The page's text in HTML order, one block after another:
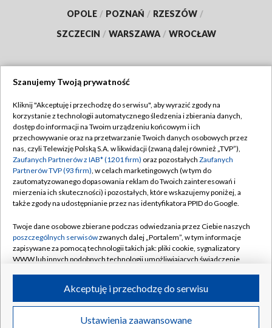
OPOLE / POZNAŃ / RZESZÓW /
SZCZECIN / WARSZAWA / WROCŁAW
TVP
Abonament TVP
Emisja w TVP
Centrum informacji TVP
Naziemna Telewizja Cyfrowa
Rada Programowa
System NOS
Informacje o nadawcy
Program dla prasy
Regulamin TVP
Polityka prywatności
Moje zgody
Pomoc
Kontakt
Kanały
©2026 Telewizja Polska S.A. w likwidacji
Szanujemy Twoją prywatność
Kliknij "Akceptuję i przechodzę do serwisu", aby wyrazić zgody na
korzystanie z technologii automatycznego śledzenia i zbierania danych,
dostęp do informacji na Twoim urządzeniu końcowym i ich
przechowywanie oraz na przetwarzanie Twoich danych osobowych przez
nas, czyli Telewizję Polską S.A. w likwidacji (zwaną dalej również „TVP”),
Zaufanych Partnerów z IAB* (1201 firm) oraz pozostałych Zaufanych
Partnerów TVP (93 firm), w celach marketingowych (w tym do
zautomatyzowanego dopasowania reklam do Twoich zainteresowań i
mierzenia ich skuteczności) i pozostałych, które wskazujemy poniżej, a
także zgody na udostępnianie przez nas identyfikatora PPID do Google.
Twoje dane osobowe zbierane podczas odwiedzania przez Ciebie naszych
poszczególnych serwisówzwanych dalej „Portalem”, w tym informacje
zapisywane za pomocą technologii takich jak: pliki cookie, sygnalizatory
WWW lub innych podobnych technologii umożliwiających świadczenie
ruchu w Internecie.
Twoje dane osobowe zbierane podczas odwiedzania przez Ciebie
poszczególnych serwisówna Portalu, takie jak adresy IP, identyfikatory
Ustawienia zaawansowane
Akceptuję i przechodzę do serwisu